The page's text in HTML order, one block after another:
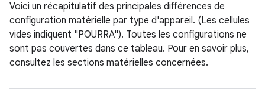
Voici un récapitulatif des principales différences de
configuration matérielle par type d'appareil. (Les cellules
vides indiquent "POURRA"). Toutes les configurations ne
sont pas couvertes dans ce tableau. Pour en savoir plus,
consultez les sections matérielles concernées.